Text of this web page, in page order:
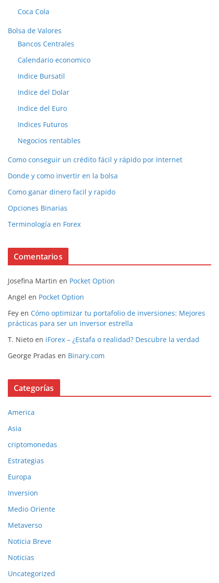
Coca Cola
Bolsa de Valores
Bancos Centrales
Calendario economico
Indice Bursatil
Indice del Dolar
Indice del Euro
Indices Futuros
Negocios rentables
Como conseguir un crédito fácil y rápido por Internet
Donde y como invertir en la bolsa
Como ganar dinero facil y rapido
Opciones Binarias
Terminología en Forex
Comentarios
Josefina Martin en Pocket Option
Angel en Pocket Option
Fey en Cómo optimizar tu portafolio de inversiones: Mejores
prácticas para ser un inversor estrella
T. Nieto en iForex – ¿Estafa o realidad? Descubre la verdad
George Pradas en Binary.com
Categorías
America
Asia
criptomonedas
Estrategias
Europa
Inversion
Medio Oriente
Metaverso
Noticia Breve
Noticias
Uncategorized